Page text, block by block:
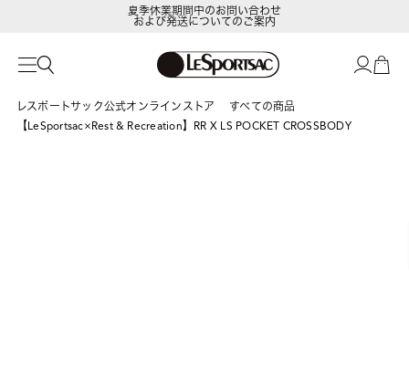
夏季休業期間中のお問い合わせ
および発送についてのご案内
レスポートサック公式オンラインストア
すべての商品
【LeSportsac×Rest & Recreation】RR X LS POCKET CROSSBODY